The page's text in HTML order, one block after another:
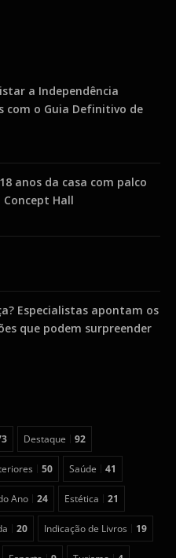
a Independência
com o Guia Definitivo de
anos da casa com palco
Hall
Especialistas apontam os
que podem surpreender
Destaque 92
50 Saúde 41
Ano 24 Estética 21
20 Indicação de Livros 19